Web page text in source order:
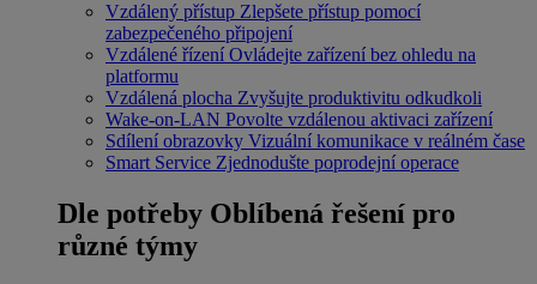
Vzdálený přístup Zlepšete přístup pomocí
zabezpečeného připojení
Vzdálené řízení Ovládejte zařízení bez ohledu na
platformu
Vzdálená plocha Zvyšujte produktivitu odkudkoli
Wake-on-LAN Povolte vzdálenou aktivaci zařízení
Sdílení obrazovky Vizuální komunikace v reálném čase
Smart Service Zjednodušte poprodejní operace
Dle potřeby Oblíbená řešení pro
různé týmy